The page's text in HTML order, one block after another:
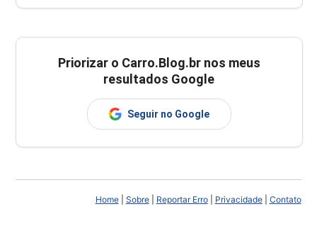
Priorizar o Carro.Blog.br nos meus
resultados Google
Seguir no Google
Home| Sobre| Reportar Erro| Privacidade| Contato